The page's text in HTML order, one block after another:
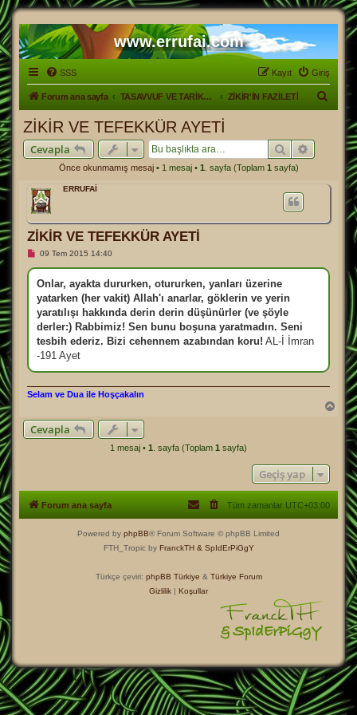
www.errufai.com
SSS Giriş
Kayıt
Forum ana sayfa TASAVVUF VE TARİKATLER ZİKİR'İN FAZİLETİ
ZİKİR VE TEFEKKÜR AYETİ
Cevapla Ara
Önce okunmamış mesaj• 1 mesaj • 1 . sayfa (Toplam 1 sayfa)
ERRUFAİ
ZİKİR VE TEFEKKÜR AYETİ
O
u
n
a
m
ı
ş
m
s
09 Tem 2015 14:40
Onlar, ayakta dururken, otururken, yanları üzerine
yatarken (her vakit) Allah'ı anarlar, göklerin ve yerin
yaratılışı hakkında derin derin düşünürler (ve şöyle
derler:) Rabbimiz! Sen bunu boşuna yaratmadın. Seni
tesbih ederiz. Bizi cehennem azabından koru! AL-İ İmran
-191 Ayet
Selam ve Dua ile Hoşçakalın
Cevapla
1 mesaj • 1 . sayfa (Toplam 1 sayfa)
Geçiş yap
Forum ana sayfa Tüm zamanlar UTC+03:00
Powered by phpBB® Forum Software © phpBB Limited
FTH_Tropic by FranckTH & SpIdErPiGgY
Türkçe çeviri: phpBB Türkiye & Türkiye Forum
Gizlilik | Koşullar